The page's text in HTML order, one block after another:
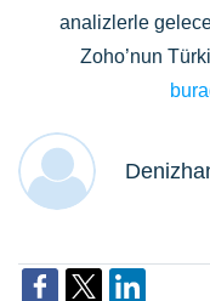
analizlerle
Zoho’nun